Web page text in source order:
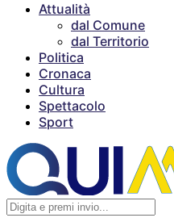
Attualità
dal Comune
dal Territorio
Politica
Cronaca
Cultura
Spettacolo
Sport